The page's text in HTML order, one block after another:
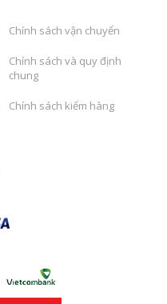
Chính sách vận chuyển
Chính sách và quy định
chung
Chính sách kiểm hàng